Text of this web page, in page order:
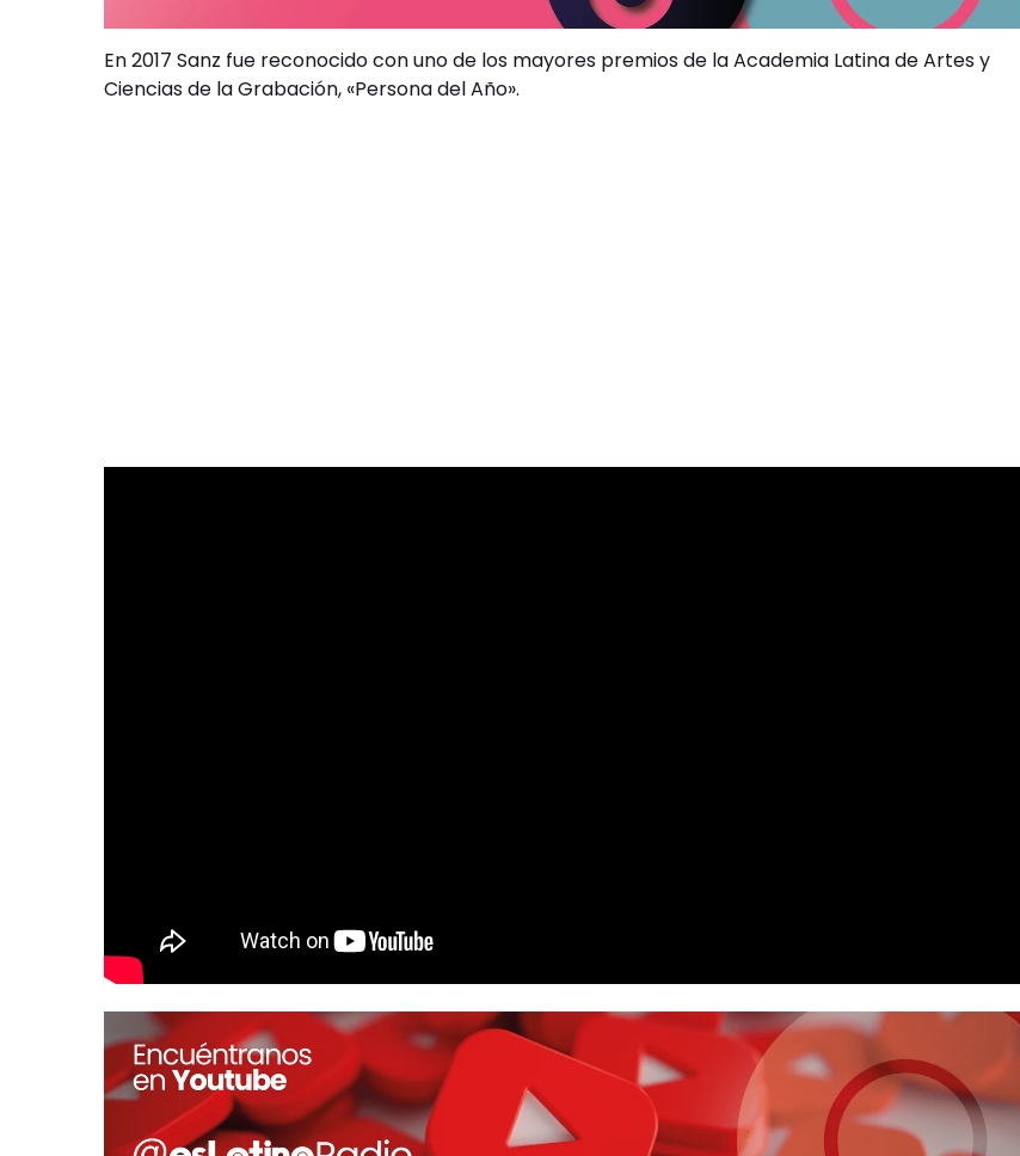
En 2017 Sanz fue reconocido con uno de los mayores premios de la Academia Latina de Artes y
Ciencias de la Grabación, «Persona del Año».